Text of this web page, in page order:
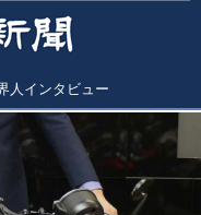
人インタビュー